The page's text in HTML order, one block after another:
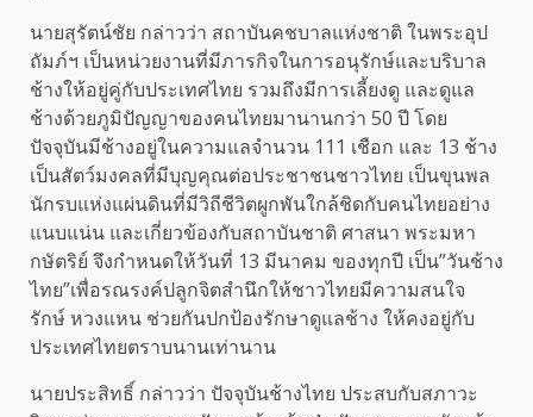
นายสุรัตน์ชัย กล่าวว่า สถาบันคชบาลแห่งชาติ ในพระอุป
ถัมภ์ฯ เป็นหน่วยงานที่มีภารกิจในการอนุรักษ์และบริบาล
ช้างให้อยู่คู่กับประเทศไทย รวมถึงมีการเลี้ยงดู และดูแล
ช้างด้วยภูมิปัญญาของคนไทยมานานกว่า 50 ปี โดย
ปัจจุบันมีช้างอยู่ในความแลจำนวน 111 เชือก และ 13 ช้าง
เป็นสัตว์มงคลที่มีบุญคุณต่อประชาชนชาวไทย เป็นขุนพล
นักรบแห่งแผ่นดินที่มีวิถีชีวิตผูกพันใกล้ชิดกับคนไทยอย่าง
แนบแน่น และเกี่ยวข้องกับสถาบันชาติ ศาสนา พระมหา
กษัตริย์ จึงกำหนดให้วันที่ 13 มีนาคม ของทุกปี เป็น”วันช้าง
ไทย”เพื่อรณรงค์ปลูกจิตสำนึกให้ชาวไทยมีความสนใจ
รักษ์ หวงแหน ช่วยกันปกป้องรักษาดูแลช้าง ให้คงอยู่กับ
ประเทศไทยตราบนานเท่านาน
นายประสิทธิ์ กล่าวว่า ปัจจุบันช้างไทย ประสบกับสภาวะ